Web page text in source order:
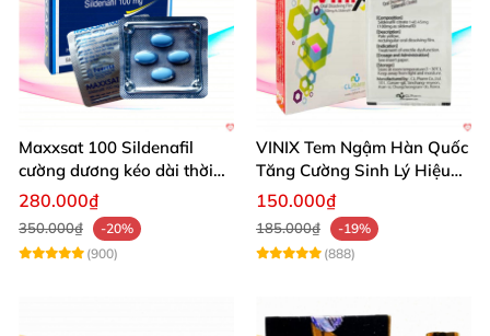
Maxxsat 100 Sildenafil
cường dương kéo dài thời
gian dùng hiệu quả nhanh
280.000₫
350.000₫
-20%
(900)
VINIX Tem Ngậm Hàn Quốc
Tăng Cường Sinh Lý Hiệu
Quả
150.000₫
185.000₫
-19%
(888)